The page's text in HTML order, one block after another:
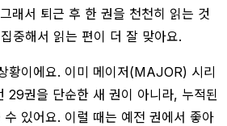
래서 퇴근 후 한 권을 천천히 읽는 것
중해서 읽는 편이 더 잘 맞아요.
황이에요. 이미 메이저(MAJOR) 시리
29권을 단순한 새 권이 아니라, 누적된
있어요. 이럴 때는 예전 권에서 좋아